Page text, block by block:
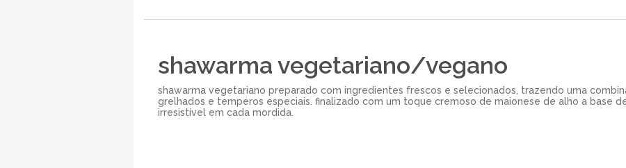
shawarma vegetariano/vegano
shawarma vegetariano preparado com ingredientes frescos e selecionados, trazendo uma
grelhados e temperos especiais. finalizado com um toque cremoso de maionese de alho a base
irresistível em cada mordida.